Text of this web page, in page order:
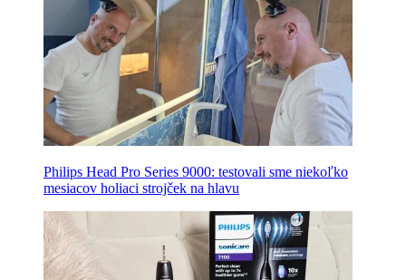
Philips Head Pro Series 9000: testovali sme niekoľko
mesiacov holiaci strojček na hlavu